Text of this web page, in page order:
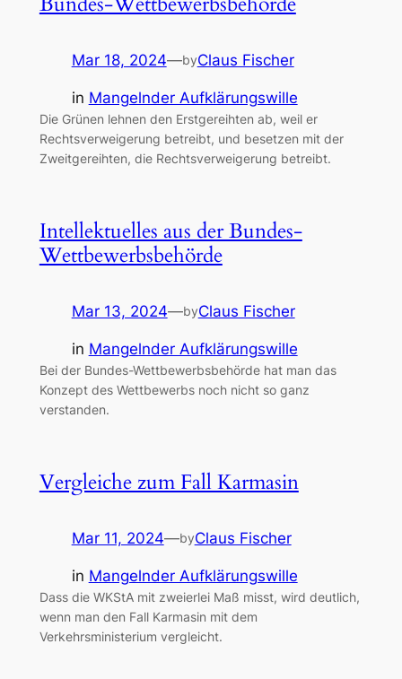
Mar 18, 2024—byClaus Fischer
in Mangelnder Aufklärungswille
Die Grünen lehnen den Erstgereihten ab, weil er
Rechtsverweigerung betreibt, und besetzen mit der
Zweitgereihten, die Rechtsverweigerung betreibt.
Intellektuelles aus der Bundes-
Wettbewerbsbehörde
Mar 13, 2024—byClaus Fischer
in Mangelnder Aufklärungswille
Bei der Bundes-Wettbewerbsbehörde hat man das
Konzept des Wettbewerbs noch nicht so ganz
verstanden.
Vergleiche zum Fall Karmasin
Mar 11, 2024—byClaus Fischer
in Mangelnder Aufklärungswille
Dass die WKStA mit zweierlei Maß misst, wird deutlich,
wenn man den Fall Karmasin mit dem
Verkehrsministerium vergleicht.